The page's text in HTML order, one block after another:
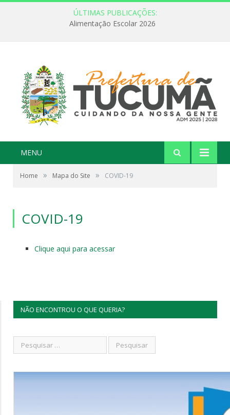
ÚLTIMAS PUBLICAÇÕES:
Alimentação Escolar 2026
MENU
Home » Mapa do Site » COVID-19
COVID-19
Clique aqui para acessar
NÃO ENCONTROU O QUE QUERIA?